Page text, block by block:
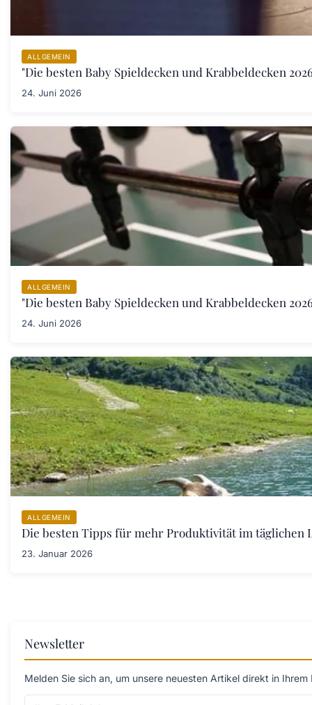
ALLGEMEIN
"Die besten Baby Spieldecken und Krabbeldecken
24. Juni 2026
ALLGEMEIN
"Die besten Baby Spieldecken und Krabbeldecken
24. Juni 2026
ALLGEMEIN
Die besten Tipps für mehr Produktivität im täglichen
23. Januar 2026
Newsletter
Melden Sie sich an, um unsere neuesten Artikel direkt in